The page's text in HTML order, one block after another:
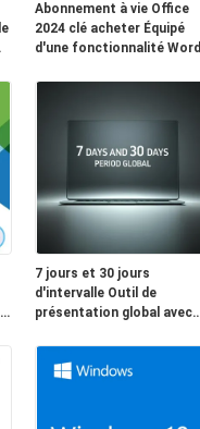
Abonnement à vie Office
2024 clé acheter Équipé
d'une fonctionnalité Word
commerciaux de l'espace
7 jours et 30 jours
d'intervalle Outil de
présentation global avec
communication et la
formation d'entreprise